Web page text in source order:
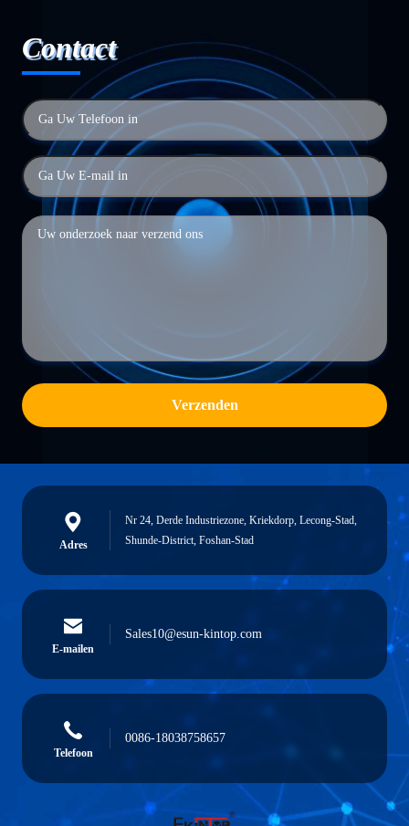
Contact
Verzenden
Adres
Nr 24, Derde Industriezone, Kriekdorp, Lecong-Stad,
Shunde-District, Foshan-Stad
E-mailen
Sales10@esun-kintop.com
Telefoon
0086-18038758657